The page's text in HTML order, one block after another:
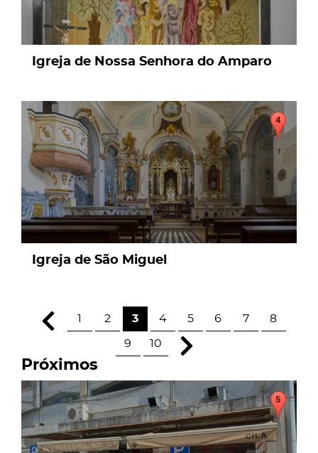
Igreja de Nossa Senhora do Amparo
page
Igreja de São Miguel
1 2 3 4 5 6 7 8
9 10
Próximos
page